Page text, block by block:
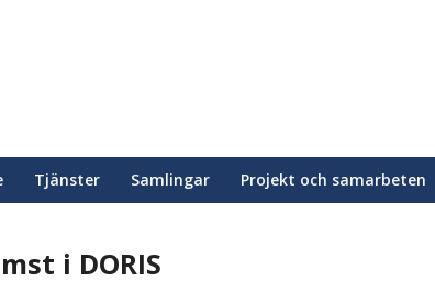
Tjänster Samlingar Projekt och samarbeten
i DORIS